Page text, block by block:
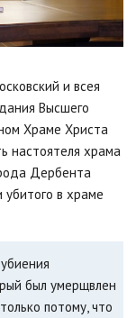
и всея
Высшего
Храме Христа
настоятеля храма
Дербента
убитого в храме
был умерщвлен
потому, что